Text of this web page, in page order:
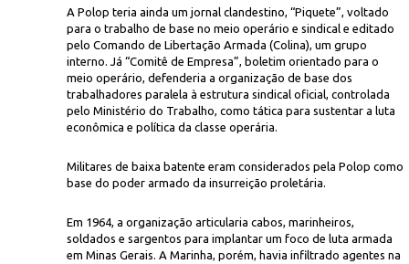
A Polop teria ainda um jornal clandestino, “Piquete”, voltado
para o trabalho de base no meio operário e sindical e editado
pelo Comando de Libertação Armada (Colina), um grupo
interno. Já “Comitê de Empresa”, boletim orientado para o
meio operário, defenderia a organização de base dos
trabalhadores paralela à estrutura sindical oficial, controlada
pelo Ministério do Trabalho, como tática para sustentar a luta
econômica e política da classe operária.
Militares de baixa batente eram considerados pela Polop como
base do poder armado da insurreição proletária.
Em 1964, a organização articularia cabos, marinheiros,
soldados e sargentos para implantar um foco de luta armada
em Minas Gerais. A Marinha, porém, havia infiltrado agentes na